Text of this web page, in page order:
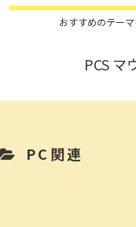
おすすめのテー
PCS マ
PC関連